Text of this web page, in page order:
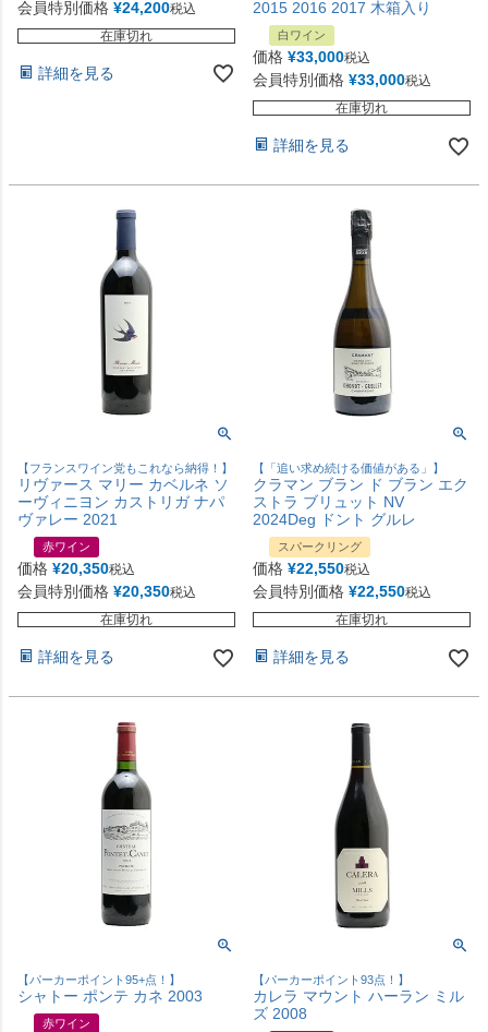
会員特別価格 ¥24,200税込
在庫切れ
詳細を見る
2015 2016 2017 木箱入り
白ワイン
価格 ¥33,000税込
会員特別価格 ¥33,000税込
在庫切れ
詳細を見る
【フランスワイン党もこれなら納得！】
リヴァース マリー カベルネ ソ
ーヴィニヨン カストリガ ナパ
ヴァレー 2021
赤ワイン
価格 ¥20,350税込
会員特別価格 ¥20,350税込
在庫切れ
詳細を見る
【「追い求め続ける価値がある」】
クラマン ブラン ド ブラン エク
ストラ ブリュット NV
2024Deg ドント グルレ
スパークリング
価格 ¥22,550税込
会員特別価格 ¥22,550税込
在庫切れ
詳細を見る
【パーカーポイント95+点！】
シャトー ポンテ カネ 2003
赤ワイン
【パーカーポイント93点！】
カレラ マウント ハーラン ミル
ズ 2008